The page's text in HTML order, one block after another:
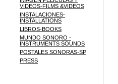
VIDEOS-FILMS &VIDEOS
INSTALACIONES-
INSTALLATIONS
LIBROS-BOOKS
MUNDO SONORO -
INSTRUMENTS SOUNDS
POSTALES SONORAS-SP
PRESS